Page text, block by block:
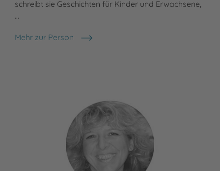
schreibt sie Geschichten für Kinder und Erwachsene,
…
Mehr zur Person
Nele Moost